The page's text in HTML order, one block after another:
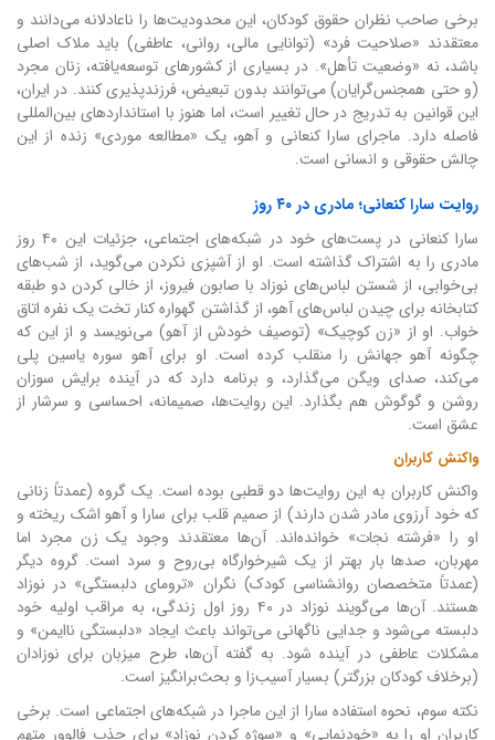
برخی صاحب نظران حقوق کودکان، این محدودیت‌ها را ناعادلانه می‌دانند و
معتقدند «صلاحیت فرد» (توانایی مالی، روانی، عاطفی) باید ملاک اصلی
باشد، نه «وضعیت تأهل». در بسیاری از کشورهای توسعه‌یافته، زنان مجرد
(و حتی همجنس‌گرایان) می‌توانند بدون تبعیض، فرزندپذیری کنند. در ایران،
این قوانین به تدریج در حال تغییر است، اما هنوز با استانداردهای بین‌المللی
فاصله دارد. ماجرای سارا کنعانی و آهو، یک «مطالعه موردی» زنده از این
چالش حقوقی و انسانی است.
روایت سارا کنعانی؛ مادری در ۴۰ روز
سارا کنعانی در پست‌های خود در شبکه‌های اجتماعی، جزئیات این ۴۰ روز
مادری را به اشتراک گذاشته است. او از آشپزی نکردن می‌گوید، از شب‌های
بی‌خوابی، از شستن لباس‌های نوزاد با صابون فیروز، از خالی کردن دو طبقه
کتابخانه برای چیدن لباس‌های آهو، از گذاشتن گهواره کنار تخت یک نفره اتاق
خواب. او از «زن کوچیک» (توصیف خودش از آهو) می‌نویسد و از این که
چگونه آهو جهانش را منقلب کرده است. او برای آهو سوره یاسین پلی
می‌کند، صدای ویگن می‌گذارد، و برنامه دارد که در آینده برایش سوزان
روشن و گوگوش هم بگذارد. این روایت‌ها، صمیمانه، احساسی و سرشار از
عشق است.
واکنش کاربران
واکنش کاربران به این روایت‌ها دو قطبی بوده است. یک گروه (عمدتاً زنانی
که خود آرزوی مادر شدن دارند) از صمیم قلب برای سارا و آهو اشک ریخته و
او را «فرشته نجات» خوانده‌اند. آن‌ها معتقدند وجود یک زن مجرد اما
مهربان، صدها بار بهتر از یک شیرخوارگاه بی‌روح و سرد است. گروه دیگر
(عمدتاً متخصصان روانشناسی کودک) نگران «ترومای دلبستگی» در نوزاد
هستند. آن‌ها می‌گویند نوزاد در ۴۰ روز اول زندگی، به مراقب اولیه خود
دلبسته می‌شود و جدایی ناگهانی می‌تواند باعث ایجاد «دلبستگی ناایمن» و
مشکلات عاطفی در آینده شود. به گفته آن‌ها، طرح میزبان برای نوزادان
(برخلاف کودکان بزرگتر) بسیار آسیب‌زا و بحث‌برانگیز است.
نکته سوم، نحوه استفاده سارا از این ماجرا در شبکه‌های اجتماعی است. برخی
کاربران او را به «خودنمایی» و «سوژه کردن نوزاد» برای جذب فالوور متهم